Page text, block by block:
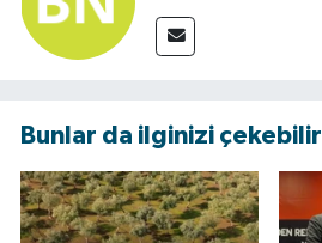
Bunlar da ilginizi çekebilir